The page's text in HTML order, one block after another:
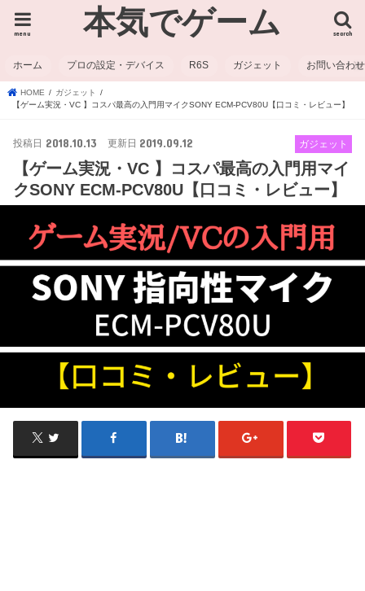
本気でゲーム search
menu
ホーム プロの設定・デバイス R6S ガジェット お問い合わせ
HOME
ガジェット
【ゲーム実況・VC 】コスパ最高の入門用マイクSONY ECM-PCV80U【口コミ・レビュー】
ガジェット
2018.10.13 2019.09.12
【ゲーム実況・VC 】コスパ最高の入門用マイ
クSONY ECM-PCV80U【口コミ・レビュー】